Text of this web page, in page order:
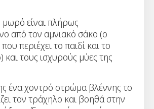
μωρό είναι πλήρως
από τον αμνιακό σάκο (ο
περιέχει το παιδί και το
και τους ισχυρούς μύες της
ένα χοντρό στρώμα βλέννης το
τον τράχηλο και βοηθά στην